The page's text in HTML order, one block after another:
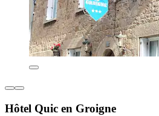
Hôtel Quic en Groigne